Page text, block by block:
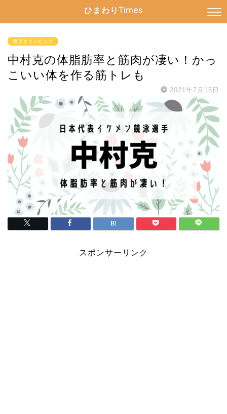
ひまわりTimes
東京オリンピック
中村克の体脂肪率と筋肉が凄い！かっ
こいい体を作る筋トレも
2021年7月15日
スポンサーリンク